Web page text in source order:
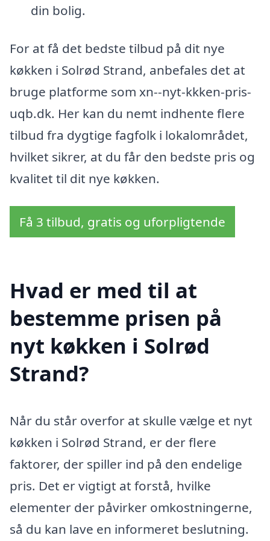
din bolig.
For at få det bedste tilbud på dit nye
køkken i Solrød Strand, anbefales det at
bruge platforme som xn--nyt-kkken-pris-
uqb.dk. Her kan du nemt indhente flere
tilbud fra dygtige fagfolk i lokalområdet,
hvilket sikrer, at du får den bedste pris og
kvalitet til dit nye køkken.
Få 3 tilbud, gratis og uforpligtende
Hvad er med til at
bestemme prisen på
nyt køkken i Solrød
Strand?
Når du står overfor at skulle vælge et nyt
køkken i Solrød Strand, er der flere
faktorer, der spiller ind på den endelige
pris. Det er vigtigt at forstå, hvilke
elementer der påvirker omkostningerne,
så du kan lave en informeret beslutning.